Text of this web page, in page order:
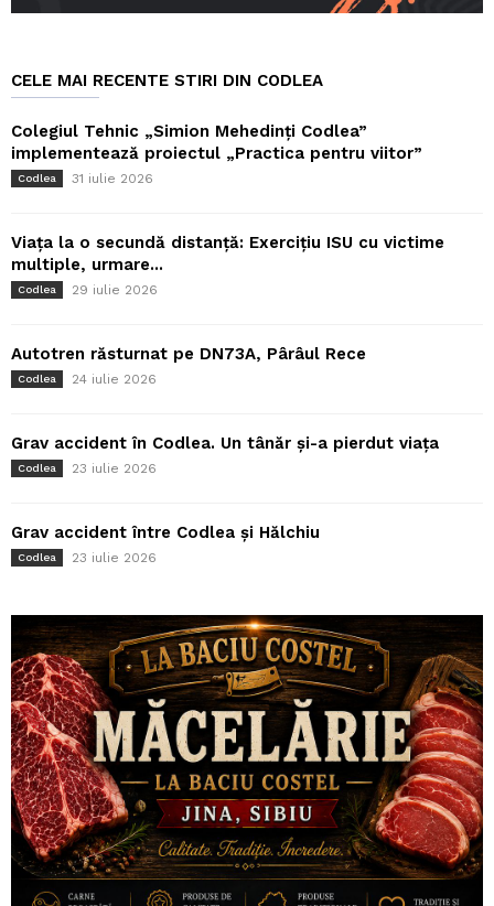
CELE MAI RECENTE STIRI DIN CODLEA
Colegiul Tehnic „Simion Mehedinți Codlea”
implementează proiectul „Practica pentru viitor”
Codlea 31 iulie 2026
Viața la o secundă distanță: Exercițiu ISU cu victime
multiple, urmare...
Codlea 29 iulie 2026
Autotren răsturnat pe DN73A, Pârâul Rece
Codlea 24 iulie 2026
Grav accident în Codlea. Un tânăr și-a pierdut viața
Codlea 23 iulie 2026
Grav accident între Codlea și Hălchiu
Codlea 23 iulie 2026